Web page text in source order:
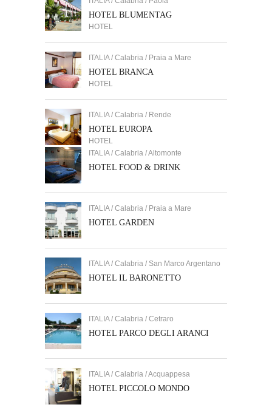
HOTEL BLUMENTAG
HOTEL
ITALIA / Calabria / Praia a Mare
HOTEL BRANCA
HOTEL
ITALIA / Calabria / Rende
HOTEL EUROPA
HOTEL
ITALIA / Calabria / Altomonte
HOTEL FOOD & DRINK
ITALIA / Calabria / Praia a Mare
HOTEL GARDEN
ITALIA / Calabria / San Marco Argentano
HOTEL IL BARONETTO
ITALIA / Calabria / Cetraro
HOTEL PARCO DEGLI ARANCI
ITALIA / Calabria / Acquappesa
HOTEL PICCOLO MONDO